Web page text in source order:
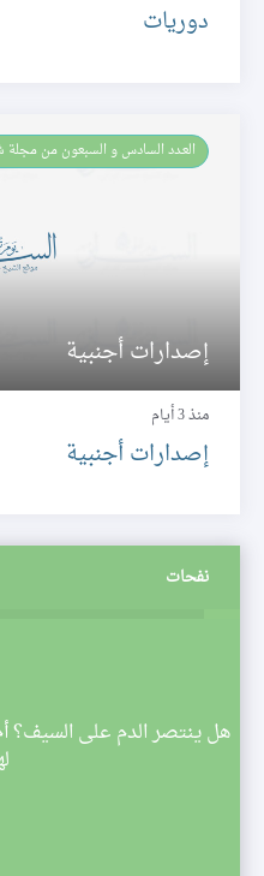
دوريات
العـدد السادس و السبعون من مجلة
إصدارات أجنبية
منذ 3 أيام
إصدارات أجنبية
نفحات
هل ينتصر الدم على السيف؟